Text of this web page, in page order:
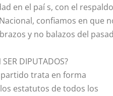
en el paí s, con el
confiamos en que
y no balazos del
DIPUTADOS?
trata en forma
estatutos de todos los